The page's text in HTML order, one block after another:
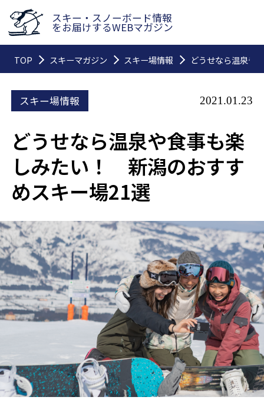
スキー・スノーボード情報
をお届けするWEBマガジン
TOP スキーマガジン スキー場情報 どうせなら温泉や
スキー場情報 2021.01.23
どうせなら温泉や食事も楽
しみたい！ 新潟のおすす
めスキー場21選